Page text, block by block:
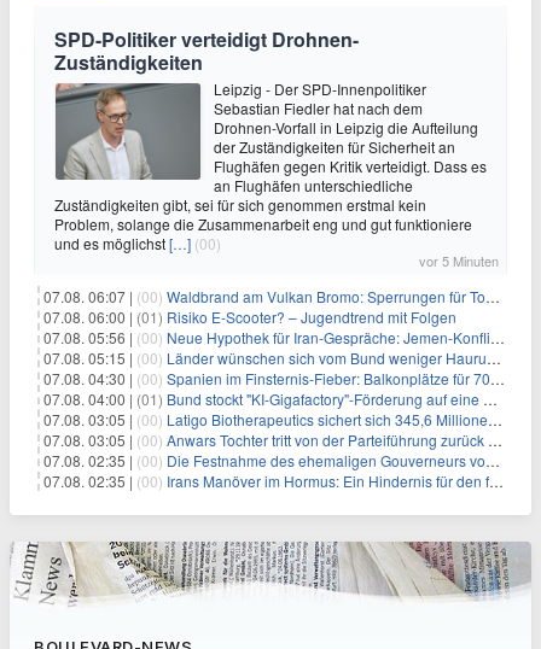
SPD-Politiker verteidigt Drohnen-
Zuständigkeiten
Leipzig - Der SPD-Innenpolitiker
Sebastian Fiedler hat nach dem
Drohnen-Vorfall in Leipzig die Aufteilung
der Zuständigkeiten für Sicherheit an
Flughäfen gegen Kritik verteidigt. Dass es
an Flughäfen unterschiedliche
Zuständigkeiten gibt, sei für sich genommen erstmal kein
Problem, solange die Zusammenarbeit eng und gut funktioniere
und es möglichst[…] (00)
vor 5 Minuten
07.08. 06:07 | (00) Waldbrand am Vulkan Bromo: Sperrungen für Touristen
07.08. 06:00 | (01) Risiko E-Scooter? – Jugendtrend mit Folgen
07.08. 05:56 | (00) Neue Hypothek für Iran-Gespräche: Jemen-Konflikt eskaliert
07.08. 05:15 | (00) Länder wünschen sich vom Bund weniger Hauruck-Gesetzgebung
07.08. 04:30 | (00) Spanien im Finsternis-Fieber: Balkonplätze für 700 Euro
07.08. 04:00 | (01) Bund stockt "KI-Gigafactory"-Förderung auf eine Milliarde Euro auf
07.08. 03:05 | (00) Latigo Biotherapeutics sichert sich 345,6 Millionen Dollar in einer erhöhten IPO und ebnet den Weg für nicht-opioide Schmerztherapie
07.08. 03:05 | (00) Anwars Tochter tritt von der Parteiführung zurück und hebt politische Turbulenzen hervor
07.08. 02:35 | (00) Die Festnahme des ehemaligen Gouverneurs von Mexiko hebt die anhaltenden Herausforderungen in der Governance und im Geschäftsumfeld hervor
07.08. 02:35 | (00) Irans Manöver im Hormus: Ein Hindernis für den freien Handel und das Investorenvertrauen